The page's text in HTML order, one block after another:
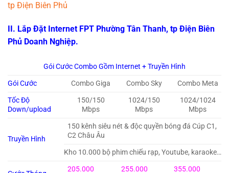
tp Điện Biên Phủ
II. Lắp Đặt Internet FPT Phường Tân Thanh, tp Điện Biên
Phủ Doanh Nghiệp.
Gói Cước Combo Gồm Internet + Truyền Hình
Gói Cước
Combo Giga Combo Sky
Combo Meta
Tốc Độ
Down/upload
150/150
Mbps
1024/150
Mbps
1024/1024
Mbps
Truyền Hình
150 kênh siêu nét & độc quyền bóng đá Cúp C1,
C2 Châu Âu
Kho 10.000 bộ phim chiếu rạp, Youtube, karaoke…
205.000 255.000 355.000